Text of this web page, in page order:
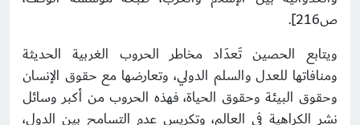
ص216].
ويتابع الحصين تَعدَاد مخاطر الحروب الغربية الحديثة
ومنافاتها للعدل والسلم الدولي، وتعارضها مع حقوق الإنسان
وحقوق البيئة وحقوق الحياة، فهذه الحروب من أكبر وسائل
نشر الكراهية في العالم، وتكريس عدم التسامح بين الدول،